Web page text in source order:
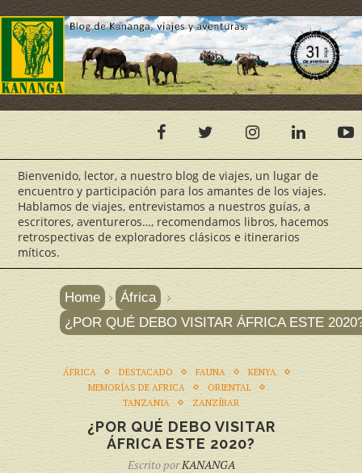
Bienvenido, lector, a nuestro blog de viajes, un lugar de
encuentro y participación para los amantes de los viajes.
Hablamos de viajes, entrevistamos a nuestros guías, a
escritores, aventureros…, recomendamos libros, hacemos
retrospectivas de exploradores clásicos e itinerarios
míticos.
Home
África
¿POR QUÉ DEBO VISITAR ÁFRICA ESTE
ÁFRICA DESTACADO FAUNA
KENYA
MEMORÍAS DE AFRICA
ORIENTAL
TANZANIA
ZANZÍBAR
¿POR QUÉ DEBO VISITAR
ÁFRICA ESTE 2020?
Escrito porKANANGA